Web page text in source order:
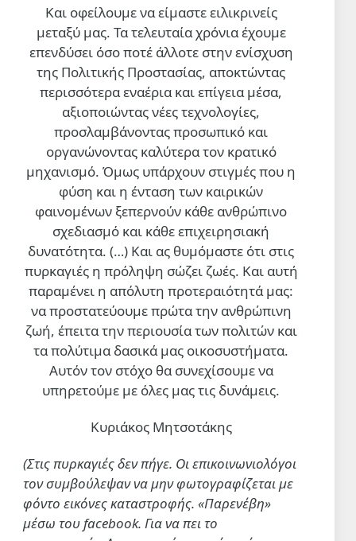
2 Αυγ 2026, 19:43
Και οφείλουμε να είμαστε ειλικρινείς
μεταξύ μας. Τα τελευταία χρόνια έχουμε
επενδύσει όσο ποτέ άλλοτε στην ενίσχυση
της Πολιτικής Προστασίας, αποκτώντας
περισσότερα εναέρια και επίγεια μέσα,
αξιοποιώντας νέες τεχνολογίες,
προσλαμβάνοντας προσωπικό και
οργανώνοντας καλύτερα τον κρατικό
μηχανισμό. Όμως υπάρχουν στιγμές που η
φύση και η ένταση των καιρικών
φαινομένων ξεπερνούν κάθε ανθρώπινο
σχεδιασμό και κάθε επιχειρησιακή
δυνατότητα. (…) Και ας θυμόμαστε ότι στις
πυρκαγιές η πρόληψη σώζει ζωές. Και αυτή
παραμένει η απόλυτη προτεραιότητά μας:
να προστατεύουμε πρώτα την ανθρώπινη
ζωή, έπειτα την περιουσία των πολιτών και
τα πολύτιμα δασικά μας οικοσυστήματα.
Αυτόν τον στόχο θα συνεχίσουμε να
υπηρετούμε με όλες μας τις δυνάμεις.
Κυριάκος Μητσοτάκης
(Στις πυρκαγιές δεν πήγε. Οι επικοινωνιολόγοι
τον συμβούλεψαν να μην φωτογραφίζεται με
φόντο εικόνες καταστροφής. «Παρενέβη»
μέσω του facebook. Για να πει το